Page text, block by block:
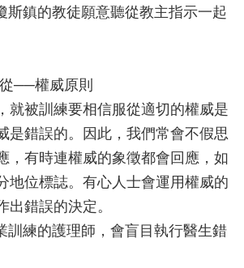
斯鎮的教徒願意聽從教主指示一起
──權威原則
就被訓練要相信服從適切的權威是
是錯誤的。因此，我們常會不假思
，有時連權威的象徵都會回應，如
地位標誌。有心人士會運用權威的
出錯誤的決定。
訓練的護理師，會盲目執行醫生錯